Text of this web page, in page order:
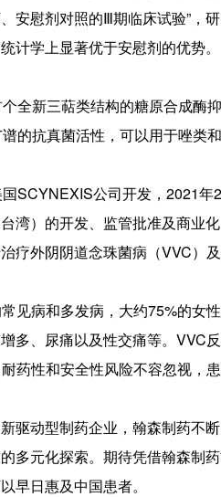
安慰剂对照的Ⅲ期临床试验”，
计学上显著优于安慰剂的优势。
全新三萜类结构的糖原合成酶
的抗真菌活性，可以用于唑类
SCYNEXIS公司开发，2021
湾）的开发、监管批准及商业
疗外阴阴道念珠菌病（VVC）
见病和多发病，大约75%的女
多、尿痛以及性交痛等。VVC
药性和安全性风险不容忽视，
驱动型制药企业，翰森制药不
多元化探索。期待凭借翰森制
早日惠及中国患者。